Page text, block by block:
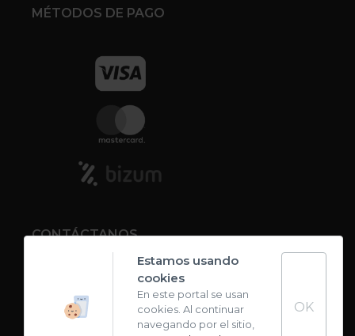
MÉTODOS DE PAGO
CONTÁCTANOS
Carta de sabores
Estamos usando
cookies
En este portal se usan
cookies. Al continuar
navegando por el sitio,
OK